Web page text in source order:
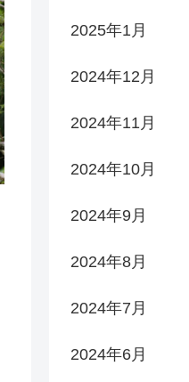
2025年1月
2024年12月
2024年11月
2024年10月
2024年9月
2024年8月
2024年7月
2024年6月